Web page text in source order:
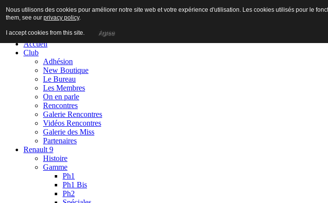
Accueil
Club
Adhésion
New Boutique
Le Bureau
Les Membres
On en parle
Rencontres
Galerie Rencontres
Vidéos Rencontres
Galerie des Miss
Partenaires
Renault 9
Histoire
Gamme
Ph1
Ph1 Bis
Ph2
Nous utilisons des cookies pour améliorer notre site web et votre expérience d'utilisation. Les cookies utilisés pour le
them, see our privacy policy.
I accept cookies from this site. Agree